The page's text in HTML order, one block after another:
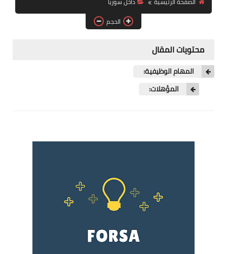
فرص عمل في العراق
فرص عمل في اليمن
الحجم
محتويات المقال
المهام الوظيفية:
المؤهلات: